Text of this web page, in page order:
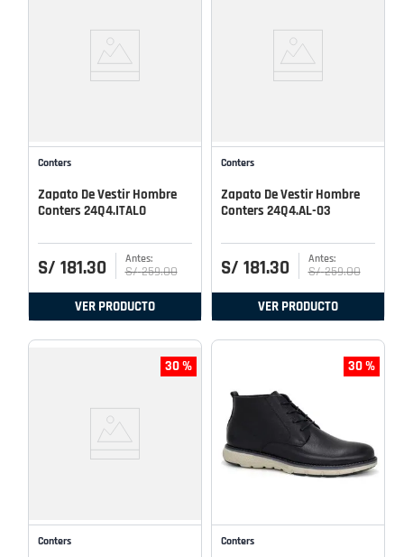
Conters
Zapato De Vestir Hombre
Conters 24Q4.ITALO
S/ 181.30 S/ 259.00
VER PRODUCTO
Conters
Zapato De Vestir Hombre
Conters 24Q4.AL-03
S/ 181.30 S/ 259.00
VER PRODUCTO
30 %
Conters
30 %
Conters